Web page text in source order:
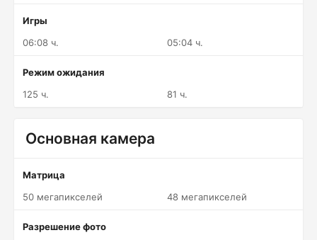
Игры
06:08 ч.
05:04 ч.
Режим ожидания
125 ч.
81 ч.
Основная камера
Матрица
50 мегапикселей
48 мегапикселей
Разрешение фото